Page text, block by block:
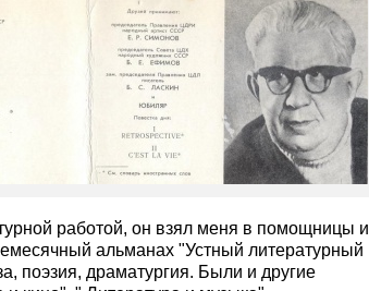
работой, он взял меня в помощницы и
альманах "Устный литературный
поэзия, драматургия. Были и другие